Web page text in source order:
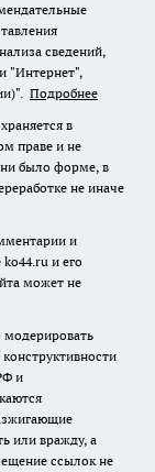
сведений,
"Интернет",
Подробнее
в
праве и не
было форме, в
не иначе
и
и его
может не
модерировать
и
или вражду, а
ссылок не